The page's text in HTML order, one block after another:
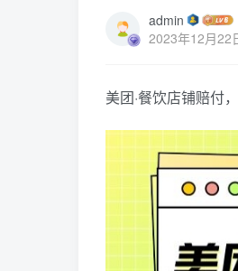
admin
2023年12月22
美团·餐饮店铺赔付